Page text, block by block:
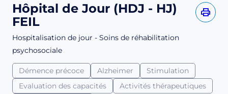
Hôpital de Jour (HDJ - HJ)
FEIL
Hospitalisation de jour - Soins de réhabilitation
psychosociale
Démence précoce Alzheimer
Stimulation
Evaluation des capacités
Activités thérapeutiques